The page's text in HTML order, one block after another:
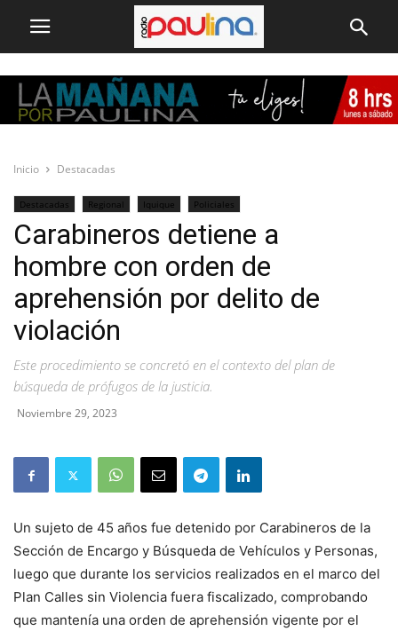
Inicio Destacadas
Destacadas Regional Iquique Policiales
Carabineros detiene a
hombre con orden de
aprehensión por delito de
violación
Este procedimiento se concretó en el contexto del plan de
búsqueda de prófugos de la justicia.
Noviembre 29, 2023
Un sujeto de 45 años fue detenido por Carabineros de la
Sección de Encargo y Búsqueda de Vehículos y Personas,
luego que durante los servicios realizados en el marco del
Plan Calles sin Violencia fuera fiscalizado, comprobando
que mantenía una orden de aprehensión vigente por el